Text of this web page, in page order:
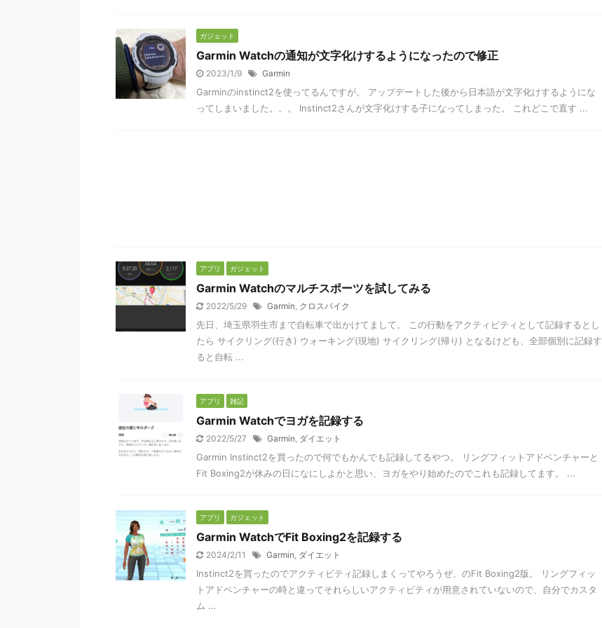
ガジェット
Garmin Watchの通知が文字化けするようになったので修正
2023/1/9 Garmin
Garminのinstinct2を使ってるんですが。 アップデートした後から日本語が文字化けするようにな
ってしまいました。。。 Instinct2さんが文字化けする子になってしまった。 これどこで直す ...
アプリ ガジェット
Garmin Watchのマルチスポーツを試してみる
2022/5/29 Garmin, クロスバイク
先日、埼玉県羽生市まで自転車で出かけてまして。 この行動をアクティビティとして記録するとし
たら サイクリング(行き) ウォーキング(現地) サイクリング(帰り) となるけども、全部個別に記録す
ると自転 ...
アプリ 雑記
Garmin Watchでヨガを記録する
2022/5/27 Garmin, ダイエット
Garmin Instinct2を買ったので何でもかんでも記録してるやつ。 リングフィットアドベンチャーと
Fit Boxing2が休みの日になにしよかと思い、ヨガをやり始めたのでこれも記録してます。 ...
アプリ ガジェット
Garmin WatchでFit Boxing2を記録する
2024/2/11 Garmin, ダイエット
Instinct2を買ったのでアクティビティ記録しまくってやろうぜ、のFit Boxing2版。 リングフィッ
トアドベンチャーの時と違ってそれらしいアクティビティが用意されていないので、自分でカスタ
ム ...